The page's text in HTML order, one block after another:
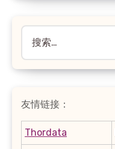
索：
友情链接：
Thordata